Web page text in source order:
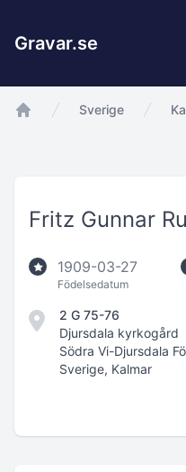
Gravar.se
Sverige
Fritz Gunnar
1909-03-27
Födelsedatum
2 G 75-76
Djursdala kyrkogård
Södra Vi-Djursdala
Sverige, Kalmar